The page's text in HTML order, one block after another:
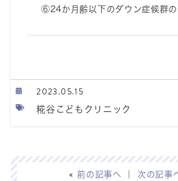
⑥24か月齢以下のダウン症候群の
2023.05.15
糀谷こどもクリニック
«前の記事へ 次の記事